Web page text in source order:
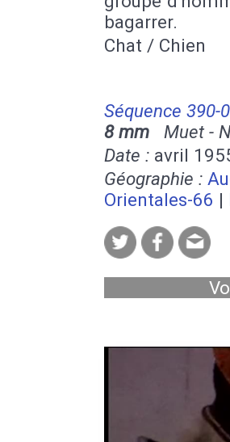
bagarrer.
Chat / Chien
Séquence 390-
8 mm Muet -
Date : avril
Géographie :
Orientales-66 |